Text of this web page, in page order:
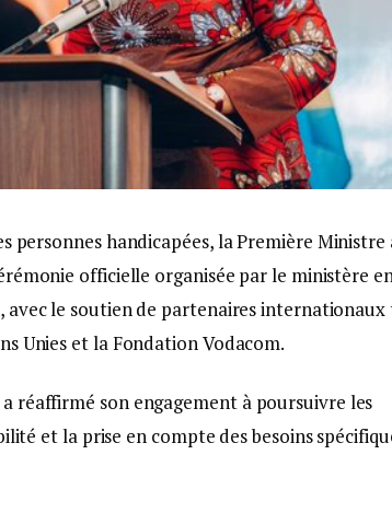
personnes handicapées, la Première Ministre
officielle organisée par le ministère
avec le soutien de partenaires internationaux
Unies et la Fondation Vodacom.
réaffirmé son engagement à poursuivre les
et la prise en compte des besoins